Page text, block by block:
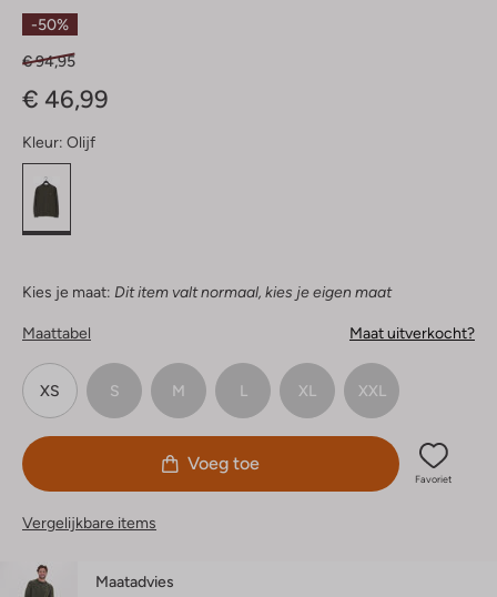
Sterren
-50%
€ 94,95
€ 46,99
Kleur: Olijf
Kies je maat: Dit item valt normaal, kies je eigen maat
Maattabel Maat uitverkocht?
XS S M L XL XXL
Voeg toe
Favoriet
Vergelijkbare items
Maatadvies